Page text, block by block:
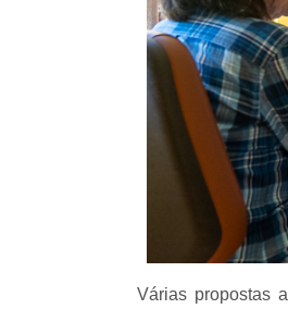
Várias propostas